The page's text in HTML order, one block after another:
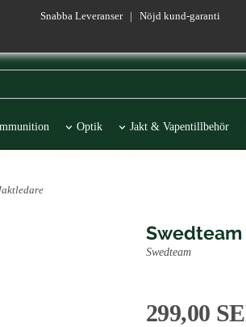
Snabba Leveranser | Nöjd kund-garanti
Optik Jakt & Vapentillbehör
Swedteam
Swedteam
299,00